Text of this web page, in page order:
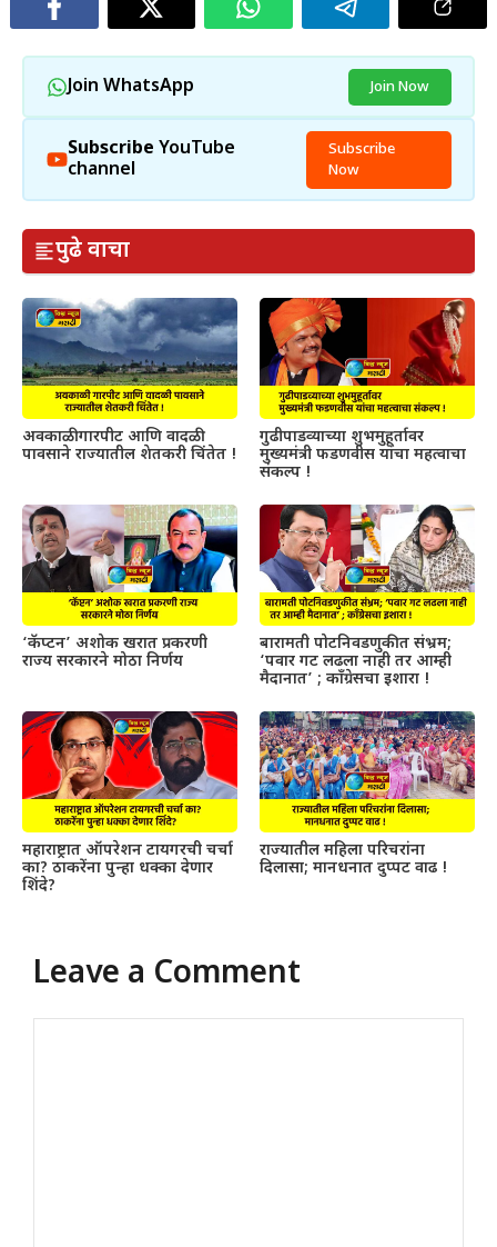
Join WhatsApp Join Now
Subscribe YouTube
channel
Subscribe
Now
पुढे वाचा
अवकाळी गारपीट आणि वादळी
पावसाने राज्यातील शेतकरी चिंतेत !
गुढीपाडव्याच्या शुभमुहूर्तावर
मुख्यमंत्री फडणवीस यांचा महत्वाचा
संकल्प !
‘कॅप्टन’ अशोक खरात प्रकरणी
राज्य सरकारने मोठा निर्णय
बारामती पोटनिवडणुकीत संभ्रम;
‘पवार गट लढला नाही तर आम्ही
मैदानात’ ; काँग्रेसचा इशारा !
महाराष्ट्रात ऑपरेशन टायगरची चर्चा
का? ठाकरेंना पुन्हा धक्का देणार
शिंदे?
राज्यातील महिला परिचरांना
दिलासा; मानधनात दुप्पट वाढ !
Leave a Comment